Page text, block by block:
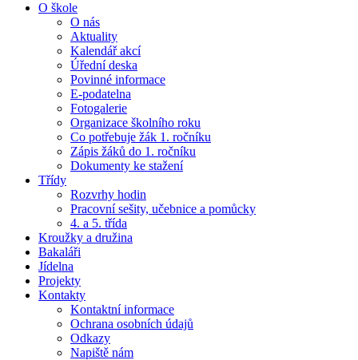
O škole
O nás
Aktuality
Kalendář akcí
Úřední deska
Povinné informace
E-podatelna
Fotogalerie
Organizace školního roku
Co potřebuje žák 1. ročníku
Zápis žáků do 1. ročníku
Dokumenty ke stažení
Třídy
Rozvrhy hodin
Pracovní sešity, učebnice a pomůcky
4. a 5. třída
Kroužky a družina
Bakaláři
Jídelna
Projekty
Kontakty
Kontaktní informace
Ochrana osobních údajů
Odkazy
Napiště nám